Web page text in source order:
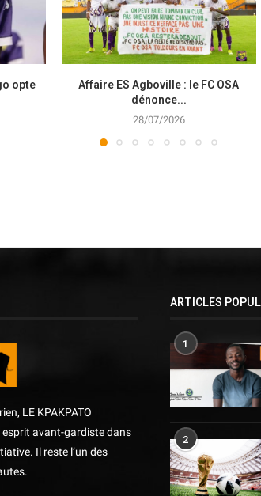
opte
Affaire ES Agboville : le FC OSA
dénonce...
28/07/2026
LE KPAKPATO
esprit avant-gardiste dans
Il reste l’un des
ARTICLES
1
2